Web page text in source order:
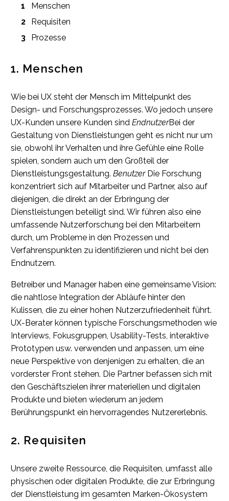
Menschen
Requisiten
Prozesse
1. Menschen
Wie bei UX steht der Mensch im Mittelpunkt des
Design- und Forschungsprozesses. Wo jedoch unsere
UX-Kunden unsere Kunden sind EndnutzerBei der
Gestaltung von Dienstleistungen geht es nicht nur um
sie, obwohl ihr Verhalten und ihre Gefühle eine Rolle
spielen, sondern auch um den Großteil der
Dienstleistungsgestaltung. BenutzerDie Forschung
konzentriert sich auf Mitarbeiter und Partner, also auf
diejenigen, die direkt an der Erbringung der
Dienstleistungen beteiligt sind. Wir führen also eine
umfassende Nutzerforschung bei den Mitarbeitern
durch, um Probleme in den Prozessen und
Verfahrenspunkten zu identifizieren und nicht bei den
Endnutzern.
Betreiber und Manager haben eine gemeinsame Vision:
die nahtlose Integration der Abläufe hinter den
Kulissen, die zu einer hohen Nutzerzufriedenheit führt.
UX-Berater können typische Forschungsmethoden wie
Interviews, Fokusgruppen, Usability-Tests, interaktive
Prototypen usw. verwenden und anpassen, um eine
neue Perspektive von denjenigen zu erhalten, die an
vorderster Front stehen. Die Partner befassen sich mit
den Geschäftszielen ihrer materiellen und digitalen
Produkte und bieten wiederum an jedem
Berührungspunkt ein hervorragendes Nutzererlebnis.
2. Requisiten
Unsere zweite Ressource, die Requisiten, umfasst alle
physischen oder digitalen Produkte, die zur Erbringung
der Dienstleistung im gesamten Marken-Ökosystem